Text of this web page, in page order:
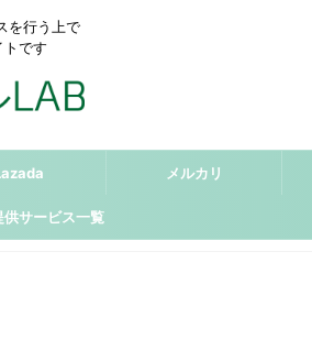
を行う上で
トです
メルカリ
供サービス一覧